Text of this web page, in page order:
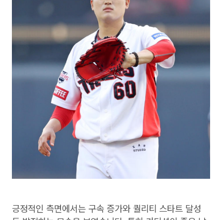
긍정적인 측면에서는 구속 증가와 퀄리티 스타트 달성